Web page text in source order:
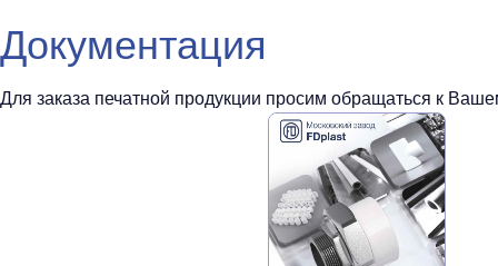
Документация
Для заказа печатной продукции просим обращаться к